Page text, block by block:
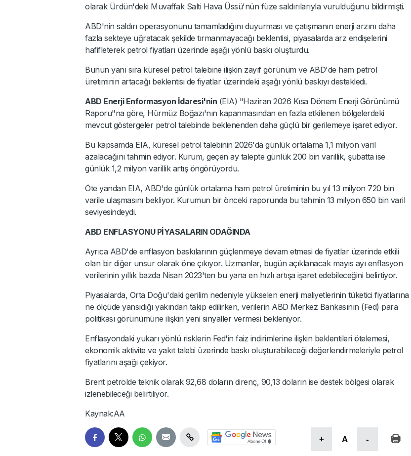
olarak Ürdün'deki Muvaffak Salti Hava Üssü'nün füze saldırılarıyla vurulduğunu bildirmişti.
ABD'nin saldırı operasyonunu tamamladığını duyurması ve çatışmanın enerji arzını daha
fazla sekteye uğratacak şekilde tırmanmayacağı beklentisi, piyasalarda arz endişelerini
hafifleterek petrol fiyatları üzerinde aşağı yönlü baskı oluşturdu.
Bunun yanı sıra küresel petrol talebine ilişkin zayıf görünüm ve ABD'de ham petrol
üretiminin artacağı beklentisi de fiyatlar üzerindeki aşağı yönlü baskıyı destekledi.
ABD Enerji Enformasyon İdaresi'nin (EIA) "Haziran 2026 Kısa Dönem Enerji Görünümü
Raporu"na göre, Hürmüz Boğazı'nın kapanmasından en fazla etkilenen bölgelerdeki
mevcut göstergeler petrol talebinde beklenenden daha güçlü bir gerilemeye işaret ediyor.
Bu kapsamda EIA, küresel petrol talebinin 2026'da günlük ortalama 1,1 milyon varil
azalacağını tahmin ediyor. Kurum, geçen ay talepte günlük 200 bin varillik, şubatta ise
günlük 1,2 milyon varillik artış öngörüyordu.
Öte yandan EIA, ABD'de günlük ortalama ham petrol üretiminin bu yıl 13 milyon 720 bin
varile ulaşmasını bekliyor. Kurumun bir önceki raporunda bu tahmin 13 milyon 650 bin varil
seviyesindeydi.
ABD ENFLASYONU PİYASALARIN ODAĞINDA
Ayrıca ABD'de enflasyon baskılarının güçlenmeye devam etmesi de fiyatlar üzerinde etkili
olan bir diğer unsur olarak öne çıkıyor. Uzmanlar, bugün açıklanacak mayıs ayı enflasyon
verilerinin yıllık bazda Nisan 2023'ten bu yana en hızlı artışa işaret edebileceğini belirtiyor.
Piyasalarda, Orta Doğu'daki gerilim nedeniyle yükselen enerji maliyetlerinin tüketici fiyatlarına
ne ölçüde yansıdığı yakından takip edilirken, verilerin ABD Merkez Bankasının (Fed) para
politikası görünümüne ilişkin yeni sinyaller vermesi bekleniyor.
Enflasyondaki yukarı yönlü risklerin Fed'in faiz indirimlerine ilişkin beklentileri ötelemesi,
ekonomik aktivite ve yakıt talebi üzerinde baskı oluşturabileceği değerlendirmeleriyle petrol
fiyatlarını aşağı çekiyor.
Brent petrolde teknik olarak 92,68 doların direnç, 90,13 doların ise destek bölgesi olarak
izlenebileceği belirtiliyor.
Kaynak:AA
+ A -